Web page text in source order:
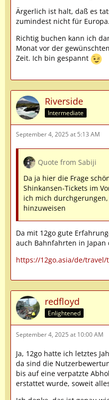
Ärgerlich ist halt, daß es
zumindest nicht für Europa.
Richtig buchen kann ich
Monat vor der
Zeit. Ich bin gespannt
Riverside
Intermediate
September 4, 2025 at 5:13 AM
Quote from Sabiji
Da ja hier die Frage
Shinkansen-Tickets im
ich mich
hinzuweisen
Da mit 12go gute
auch Bahnfahrten in
https://12go.asia/de/travel/
redfloyd
Enlightened
September 4, 2025 at 10:00 AM
Ja, 12go hatte ich letztes
da sind die
bis auf eine verpatzte
erstattet wurde, soweit